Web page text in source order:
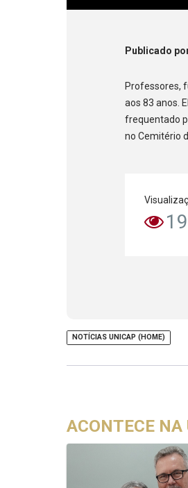
Publicado
Professores,
aos 83 anos.
frequentado
no Cemitério
NOTÍCIAS UNICAP (HOME)
ACONTECE